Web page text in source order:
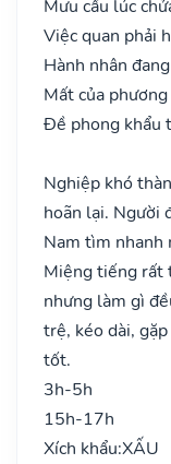
Mưu cầu lúc
Việc quan phải
Hành nhân
Mất của
Đề phong khẩu
Nghiệp khó
hoãn lại. Người
Nam tìm nhanh
Miệng tiếng rất
nhưng làm gì
trệ, kéo dài,
tốt.
3h-5h
15h-17h
Xích khẩu:XẤU